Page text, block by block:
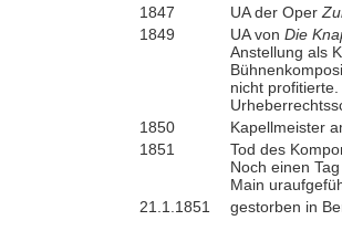
1847
UA der Oper
1849
UA von Die
Anstellung als
nicht
1850
Kapellmeister
1851
Tod des
Noch einen
Main
21.1.1851
gestorben in